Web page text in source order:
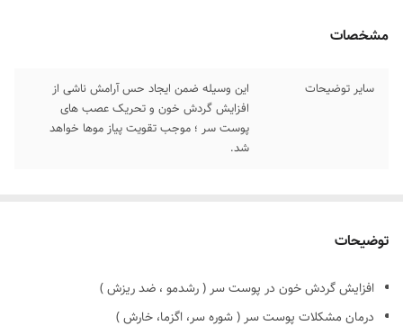
مشخصات
سایر توضیحات
این وسیله ضمن ایجاد حس آرامش ناشی از
افزایش گردش خون و تحریک عصب های
پوست سر ؛ موجب تقویت پیاز موها خواهد
شد.
توضیحات
افزایش گردش خون در پوست سر ( رشدمو ، ضد ریزش )
درمان مشکلات پوست سر ( شوره سر، اگزما، خارش )